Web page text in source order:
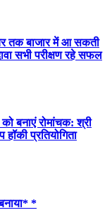
तक बाजार में आ सकती
सभी परीक्षण रहे सफल
बनाएं रोमांचक: श्री
प्रतियोगिता
*